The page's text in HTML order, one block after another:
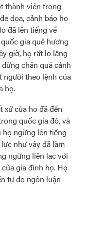
thành viên trong
dọa, cảnh báo họ
đã lên tiếng về
gia quê hương
giờ, họ rất lo lắng
chân quá cảnh
người theo lệnh của
họ.
xứ của họ đã đến
quốc gia đó, và
họ ngừng lên tiếng
như vậy đã làm
ngừng liên lạc với
gia đình họ. Họ
tự do ngôn luận